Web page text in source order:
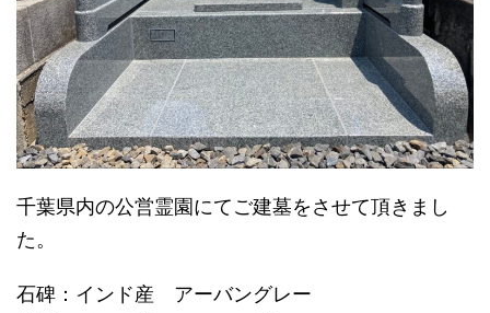
千葉県内の公営霊園にてご建墓をさせて頂きまし
た。
石碑：インド産 アーバングレー